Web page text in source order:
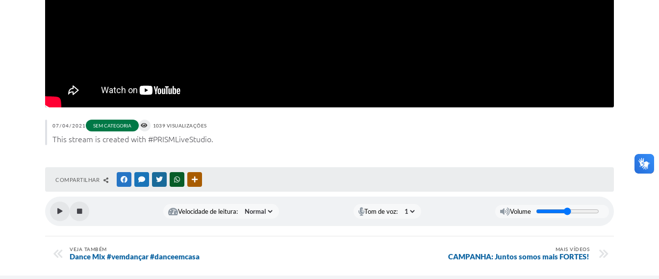
07/04/2021 SEM CATEGORIA 1039 VISUALIZAÇÕES
This stream is created with #PRISMLiveStudio.
COMPARTILHAR FACEBOOKMESSENGER
TWITTERWHATSAPP
Velocidade de leitura: Tom de voz: Volume
VEJA TAMBÉM
Dance Mix #vemdançar #danceemcasa
MAIS VÍDEOS
CAMPANHA: Juntos somos mais FORTES!